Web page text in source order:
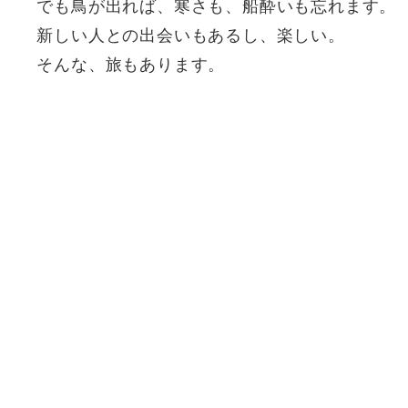
でも鳥が出れば、寒さも、船酔いも忘れます。
新しい人との出会いもあるし、楽しい。
そんな、旅もあります。